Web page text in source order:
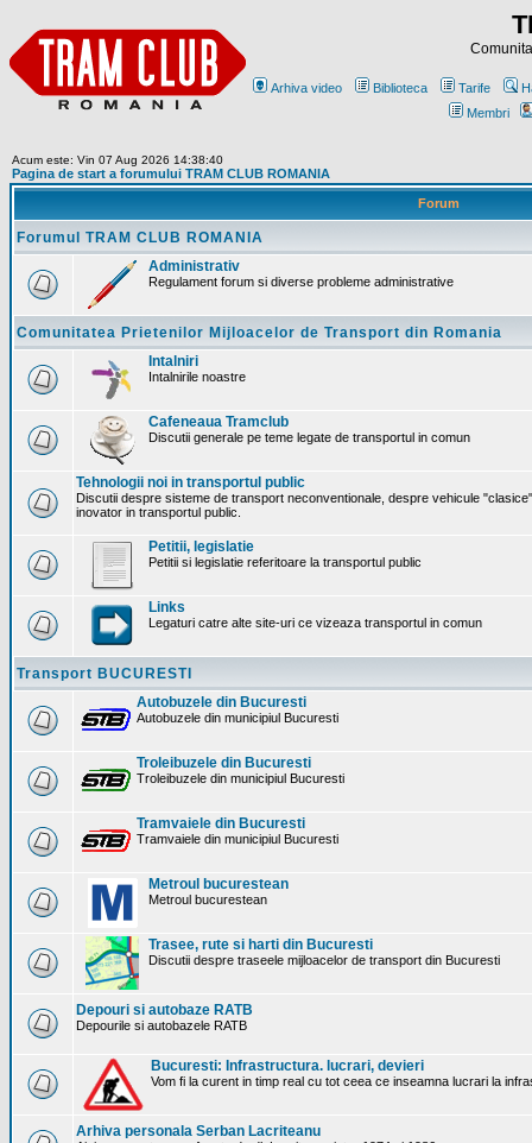
Arhiva video Biblioteca Tarife
Membri
Acum este: Vin 07 Aug 2026 14:38:40
Pagina de start a forumului TRAM CLUB ROMANIA
Forum
Forumul TRAM CLUB ROMANIA
Administrativ
Regulament forum si diverse probleme administrative
Comunitatea Prietenilor Mijloacelor de Transport din Romania
Intalniri
Intalnirile noastre
Cafeneaua Tramclub
Discutii generale pe teme legate de transportul in comun
Tehnologii noi in transportul public
Discutii despre sisteme de transport neconventionale, despre vehicule
inovator in transportul public.
Petitii, legislatie
Petitii si legislatie referitoare la transportul public
Links
Legaturi catre alte site-uri ce vizeaza transportul in comun
Transport BUCURESTI
Autobuzele din Bucuresti
Autobuzele din municipiul Bucuresti
Troleibuzele din Bucuresti
Troleibuzele din municipiul Bucuresti
Tramvaiele din Bucuresti
Tramvaiele din municipiul Bucuresti
Metroul bucurestean
Metroul bucurestean
Trasee, rute si harti din Bucuresti
Discutii despre traseele mijloacelor de transport din Bucuresti
Depouri si autobaze RATB
Depourile si autobazele RATB
Bucuresti: Infrastructura. lucrari, devieri
Vom fi la curent in timp real cu tot ceea ce inseamna lucrari la
Arhiva personala Serban Lacriteanu